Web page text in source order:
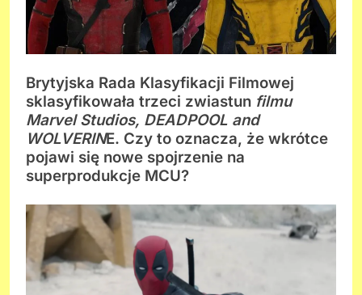
Brytyjska Rada Klasyfikacji Filmowej
sklasyfikowała trzeci zwiastun filmu
Marvel Studios, DEADPOOL and
WOLVERINE. Czy to oznacza, że wkrótce
pojawi się nowe spojrzenie na
superprodukcje MCU?